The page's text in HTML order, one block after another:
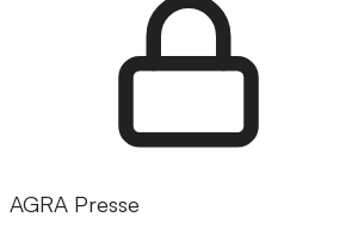
AGRA Presse